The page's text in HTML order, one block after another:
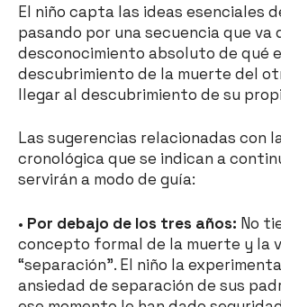
El niño capta las ideas esenciales
pasando por una secuencia que va
desconocimiento absoluto de qué
descubrimiento de la muerte del
llegar al descubrimiento de su
Las sugerencias relacionadas con
cronológica que se indican a
servirán a modo de guía:
• Por debajo de los tres años: No
concepto formal de la muerte y la
“separación”. El niño la
ansiedad de separación de sus